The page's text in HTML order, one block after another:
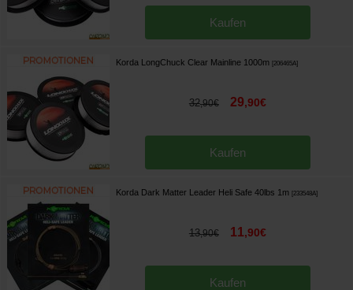
Kaufen
Korda LongChuck Clear Mainline 1000m 206465A]
32,90€ 29,90€
Kaufen
Korda Dark Matter Leader Heli Safe 40lbs 1m 233548A]
13,90€ 11,90€
Kaufen